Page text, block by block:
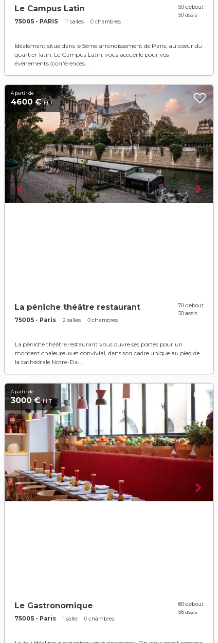
Le Campus Latin
75005 - PARIS 11 salles 0 chambres
50 debout
50 assis
Idéalement situé dans le 5ème arrondissement de Paris, au coeur du
quartier latin, Le Campus Latin, vous accueille pour vos
événements (conférences...
À partir de
4600 €H.T
La péniche théâtre restaurant
75005 - Paris 2 salles 0 chambres
70 debout
50 assis
La péniche théâtre restaurant vous ouvre ses portes pour un
moment chaleureux et convivial, dans son cadre unique au pied de
la cathédrale Notre-Da...
À partir de
3000 €H.T
Le Gastronomique
75005 - Paris 1 salle 0 chambres
80 debout
56 assis